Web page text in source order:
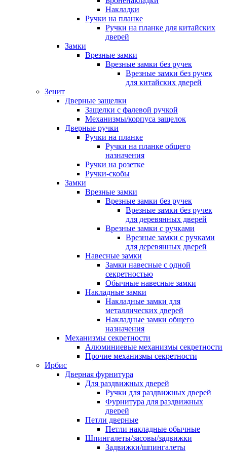
Накладки
Ручки на планке
Ручки на планке для китайских
дверей
Замки
Врезные замки
Врезные замки без ручек
Врезные замки без ручек
для китайских дверей
Зенит
Дверные защелки
Защелки с фалевой ручкой
Механизмы/корпуса защелок
Дверные ручки
Ручки на планке
Ручки на планке общего
назначения
Ручки на розетке
Ручки-скобы
Замки
Врезные замки
Врезные замки без ручек
Врезные замки без ручек
для деревянных дверей
Врезные замки с ручками
Врезные замки с ручками
для деревянных дверей
Навесные замки
Замки навесные с одной
секретностью
Обычные навесные замки
Накладные замки
Накладные замки для
металлических дверей
Накладные замки общего
назначения
Механизмы секретности
Алюминиевые механизмы секретности
Прочие механизмы секретности
Ирбис
Дверная фурнитура
Для раздвижных дверей
Ручки для раздвижных дверей
Фурнитура для раздвижных
дверей
Петли дверные
Петли накладные обычные
Шпингалеты/засовы/задвижки
Задвижки/шпингалеты